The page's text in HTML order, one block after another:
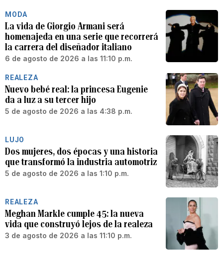
MODA
La vida de Giorgio Armani será
homenajeda en una serie que recorrerá
la carrera del diseñador italiano
6 de agosto de 2026 a las 11:10 p.m.
REALEZA
Nuevo bebé real: la princesa Eugenie
da a luz a su tercer hijo
5 de agosto de 2026 a las 4:38 p.m.
LUJO
Dos mujeres, dos épocas y una historia
que transformó la industria automotriz
5 de agosto de 2026 a las 1:10 p.m.
REALEZA
Meghan Markle cumple 45: la nueva
vida que construyó lejos de la realeza
3 de agosto de 2026 a las 11:10 p.m.